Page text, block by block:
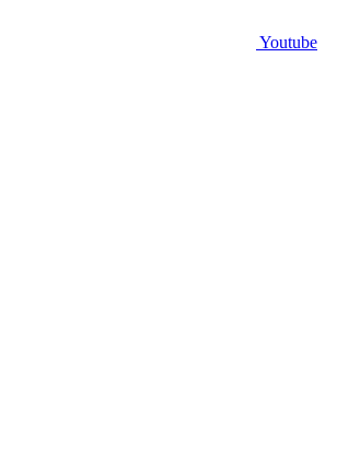
Youtube